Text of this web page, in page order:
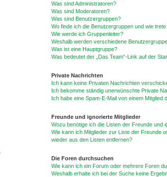
Was sind Administratoren?
Was sind Moderatoren?
Was sind Benutzergruppen?
Wo finde ich die Benutzergruppen und wie
Wie werde ich Gruppenleiter?
Weshalb werden verschiedene
Was ist eine Hauptgruppe?
Was bedeutet der „Das Team“-Link auf der
Private Nachrichten
Ich kann keine Privaten Nachrichten
Ich bekomme ständig unerwünschte Private
Ich habe eine Spam-E-Mail von einem Mitglied
Freunde und ignorierte Mitglieder
Wozu benötige ich die Listen der Freunde und
Wie kann ich Mitglieder zur Liste der Freunde
wieder aus den Listen entfernen?
Die Foren durchsuchen
Wie kann ich ein Forum oder mehrere Foren
Weshalb erhalte ich bei der Suche keine